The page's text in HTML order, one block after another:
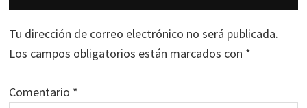
con
los
lectores
Tu dirección de correo electrónico no será publicada.
Los campos obligatorios están marcados con *
Comentario *